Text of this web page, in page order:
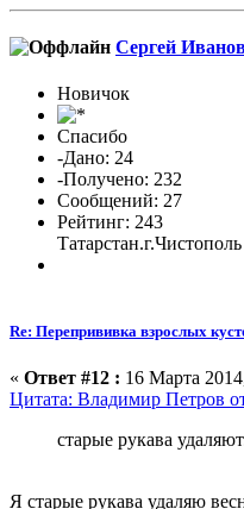
Сергей
Новичок
Спасибо
-Дано: 24
-Получено: 232
Сообщений: 27
Рейтинг: 243
Татарстан.г.Чистополь
Re: Перепрививка взрослых
« Ответ #12 : 16 Марта
Цитата: Владимир Петров
старые рукава
Я старые рукава удаляю